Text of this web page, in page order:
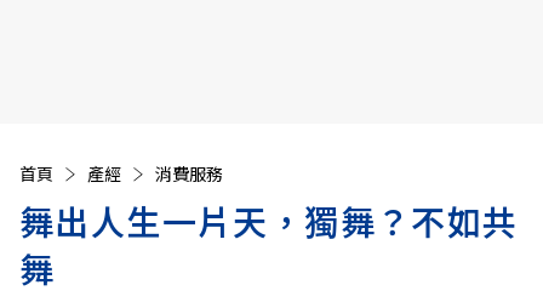
首頁 產經 消費服務
舞出人生一片天，獨舞？不如共
舞